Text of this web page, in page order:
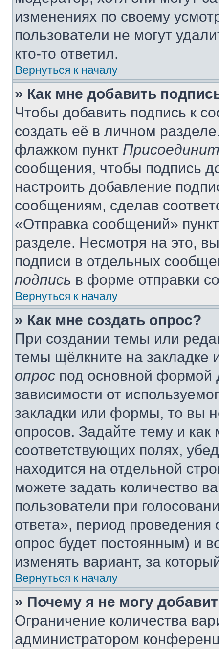
изменениях по своему
пользователи не могут
кто-то ответил.
Вернуться к началу
» Как мне добавить
Чтобы добавить подпись к
создать её в личном
флажком пункт
сообщения, чтобы подпись
настроить добавление
сообщениям, сделав
«Отправка сообщений»
разделе. Несмотря на это,
подписи в отдельных
подпись в форме отправки
Вернуться к началу
» Как мне создать опрос?
При создании темы или
темы щёлкните на
опрос под основной формой
зависимости от
закладки или формы, то вы
опросов. Задайте тему и
соответствующих полях,
находится на отдельной
можете задать количество
пользователи при
ответа», период проведения
опрос будет постоянным) и
изменять вариант, за
Вернуться к началу
» Почему я не могу
Ограничение количества
администратором